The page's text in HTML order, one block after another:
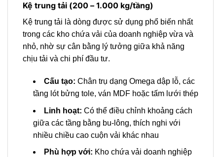
Kệ trung tải (200 – 1.000 kg/tầng)
Kệ trung tải là dòng được sử dụng phổ biến nhất
trong các kho chứa vải của doanh nghiệp vừa và
nhỏ, nhờ sự cân bằng lý tưởng giữa khả năng
chịu tải và chi phí đầu tư.
Cấu tạo: Chân trụ dạng Omega dập lỗ, các
tầng lót bửng tole, ván MDF hoặc tấm lưới thép
Linh hoạt: Có thể điều chỉnh khoảng cách
giữa các tầng bằng bu-lông, thích nghi với
nhiều chiều cao cuộn vải khác nhau
Phù hợp với: Kho chứa vải doanh nghiệp